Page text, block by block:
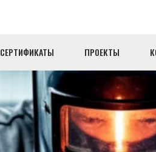
СЕРТИФИКАТЫ ПРОЕКТЫ